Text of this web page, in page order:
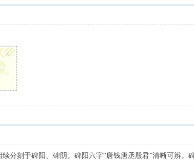
x
分刻于碑阳、碑阴。碑阳六字“唐钱唐丞殷君”清晰可辨。